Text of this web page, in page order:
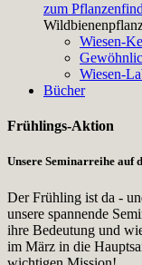
zum
Wiesen-
Wiesen-
Bücher
Frühlings-Aktion
Unsere Seminarreihe auf
Der Frühling ist da -
unsere spannende
ihre Bedeutung und
im März in die